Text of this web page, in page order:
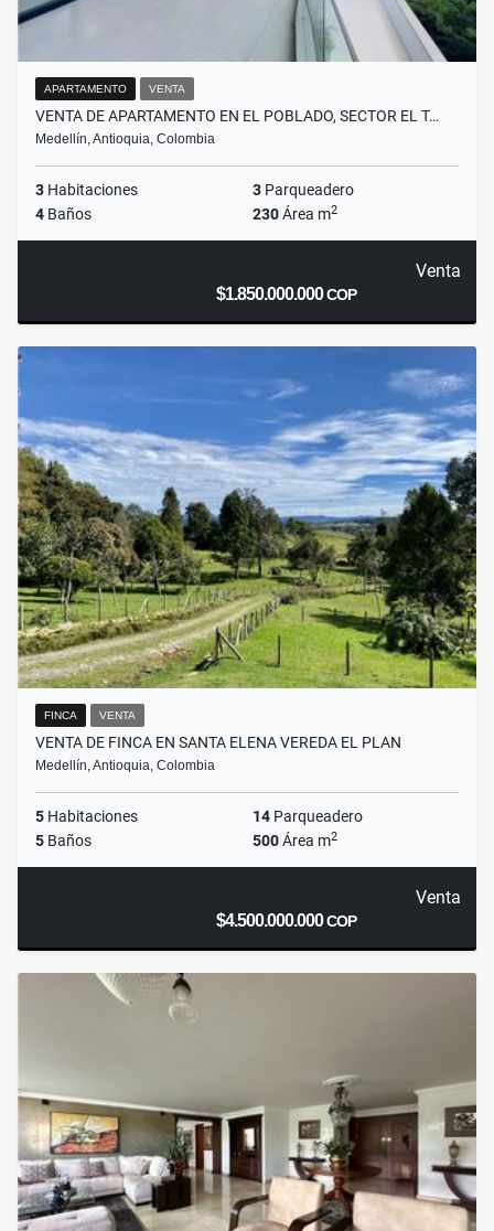
APARTAMENTO VENTA
VENTA DE APARTAMENTO EN EL POBLADO, SECTOR EL T…
Medellín, Antioquia, Colombia
3 Habitaciones 3 Parqueadero
4 Baños 230Área m2
Venta
$1.850.000.000COP
FINCA VENTA
VENTA DE FINCA EN SANTA ELENA VEREDA EL PLAN
Medellín, Antioquia, Colombia
5 Habitaciones 14 Parqueadero
5 Baños 500Área m2
Venta
$4.500.000.000COP